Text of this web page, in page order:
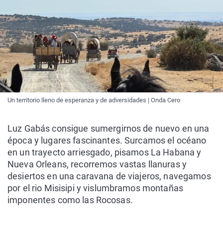
Un territorio lleno de esperanza y de adversidades | Onda Cero
Luz Gabás consigue sumergirnos de nuevo en una
época y lugares fascinantes. Surcamos el océano
en un trayecto arriesgado, pisamos La Habana y
Nueva Orleans, recorremos vastas llanuras y
desiertos en una caravana de viajeros, navegamos
por el rio Misisipi y vislumbramos montañas
imponentes como las Rocosas.